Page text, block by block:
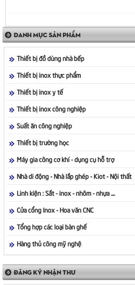
DANH MỤC SẢN PHẨM
Thiết bị đồ dùng nhà bếp
Thiết bị inox thực phẩm
Thiết bị inox y tế
Thiết bị inox công nghiệp
Suất ăn công nghiệp
Thiết bị trường học
Máy gia công cơ khí - dụng cụ hỗ trợ
Nhà di động - Nhà lắp ghép - Kiot - Nội thất
Linh kiện : Sắt - inox - nhôm - nhựa ....
Cửa cổng Inox - Hoa văn CNC
Tổng hợp các loại bàn ghế
Hàng thủ công mỹ nghệ
ĐĂNG KÝ NHẬN THƯ